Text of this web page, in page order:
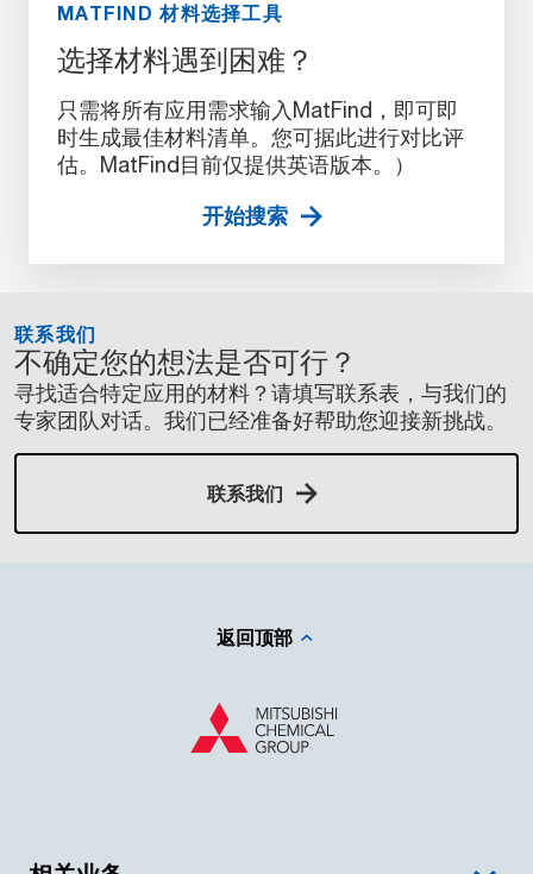
MATFIND 材料选择工具
选择材料遇到困难？
只需将所有应用需求输入MatFind，即可即
时生成最佳材料清单。您可据此进行对比评
估。MatFind目前仅提供英语版本。）
开始搜索
联系我们
不确定您的想法是否可行？
寻找适合特定应用的材料？请填写联系表，与我们的
专家团队对话。我们已经准备好帮助您迎接新挑战。
联系我们
返回顶部